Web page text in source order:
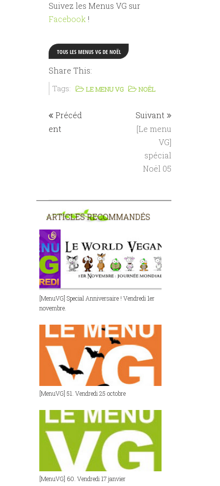
Suivez les Menus VG sur
Facebook !
TOUS LES MENUS VG DE NOËL
Share This:
Tags: LE MENU VG NOËL
Précéd
ent
Suivant
[Le menu
VG]
spécial
Noël 05
ARTICLES RECOMMANDÉS
[MenuVG] Special Anniversaire ! Vendredi 1er
novembre.
[MenuVG] 51. Vendredi 25 octobre
[MenuVG] 60. Vendredi 17 janvier